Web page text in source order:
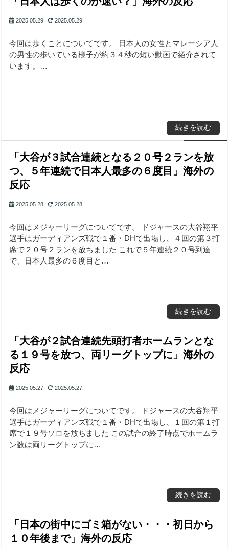
2025.05.29 2025.05.29
今回は歩くことについてです。 日本人の女性とマレーシア人
の男性の歩いている様子が約３４秒の短い動画で紹介されて
います。…
続きを読む
「大谷が３試合連続となる２０号２ランを放
つ、５年連続で日本人最多の６度目」海外の
反応
2025.05.28 2025.05.28
今回はメジャーリーグについてです。 ドジャースの大谷翔平
選手はガーディアンズ戦で１番・DHで出場し、４回の第３打
席で２０号２ランを放ちました これで５年連続２０号到達
で、日本人最多の６度目と…
続きを読む
「大谷が２試合連続先頭打者ホームランとな
る１９号を放つ、両リーグトップに」海外の
反応
2025.05.27 2025.05.27
今回はメジャーリーグについてです。 ドジャースの大谷翔平
選手はガーディアンズ戦で１番・DHで出場し、１回の第１打
席で１９号ソロを放ちました この試合の終了時点でホームラ
ン数は両リーグトップに…
続きを読む
「日本の街中にゴミ箱がない・・・初日から
１０年後まで」海外の反応